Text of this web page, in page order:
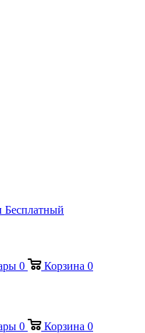
Бесплатный
0 Корзина 0
0 Корзина 0